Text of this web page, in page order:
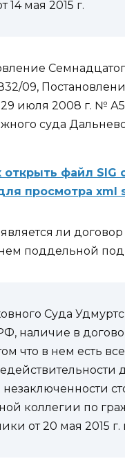
14 мая 2015 г.
09,
июля 2008 г. №
суда
открыть файл
просмотра xml
ли
поддельной
Суда
РФ, наличие в
что в нем есть
незаключенности
коллегии по
от 20 мая 2015